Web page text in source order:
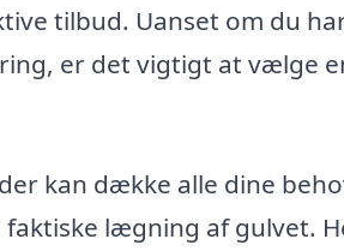
tilbud. Uanset om du
er det vigtigt at vælge
kan dække alle dine
lægning af gulvet.